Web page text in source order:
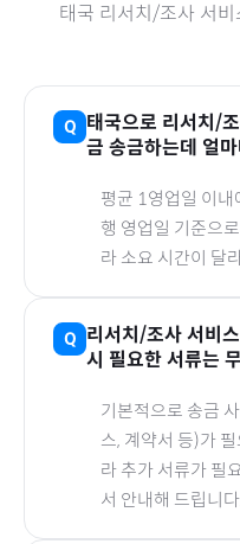
태국 리서치/조사 서비
태국으로 리서치/
금 송금하는데 얼
평균 1영업일 이내
행 영업일 기준으
라 소요 시간이 달
리서치/조사 서비
시 필요한 서류는
기본적으로 송금
스, 계약서 등)가
라 추가 서류가 필
서 안내해 드립니